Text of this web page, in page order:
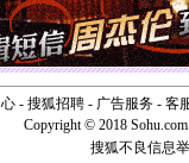
[圣诞节]
如意,快
[元旦]看
断电。爱
你是我专
[元旦] 如
起；二是
离。水晶
- 搜狐招聘- 广告服务- 客
Copyright © 2018
搜狐不良信息